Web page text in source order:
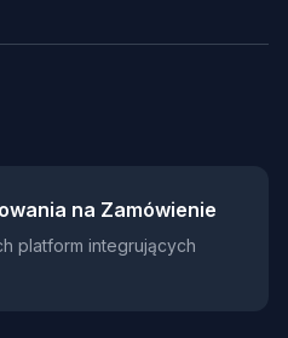
na Zamówienie
platform integrujących